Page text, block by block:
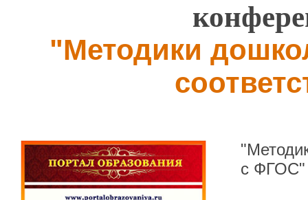
"Методики
с ФГОС"